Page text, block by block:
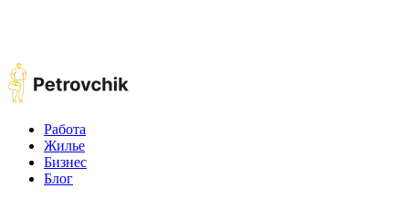
Работа
Жилье
Бизнес
Блог